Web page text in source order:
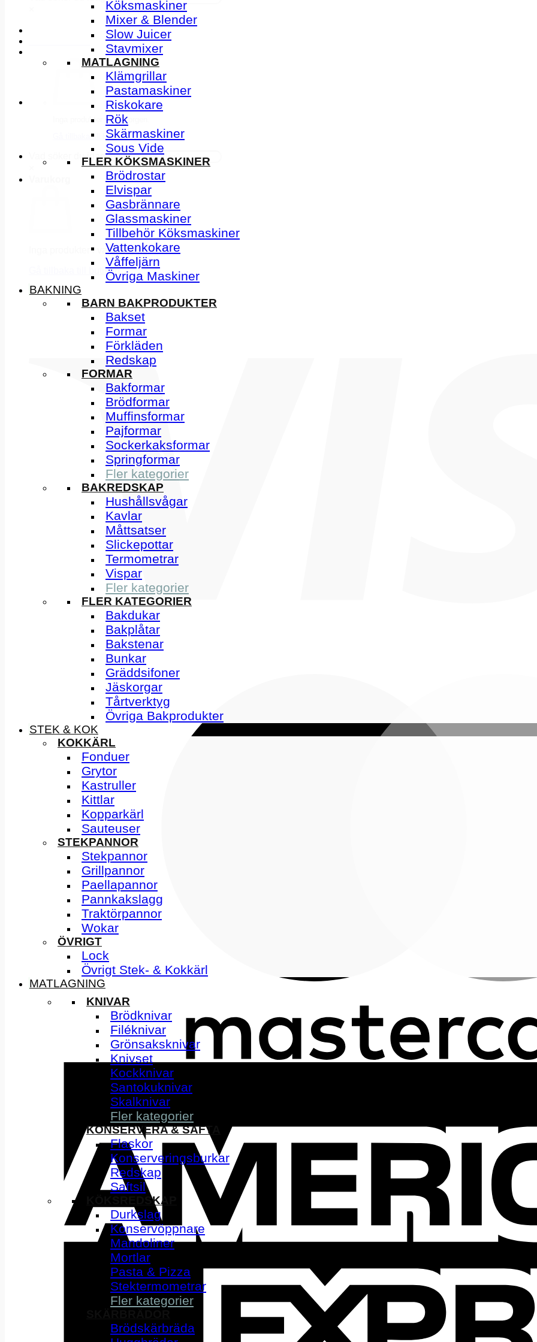
Inga produkter i varukorgen.
Gå tillbaka till butiken
Vad söker du idag?
Inga produkter i varukorgen.
Gå tillbaka till butiken
Köksmaskiner
Mixer & Blender
Slow Juicer
Stavmixer
MATLAGNING
Klämgrillar
Pastamaskiner
Riskokare
Rök
Skärmaskiner
Sous Vide
FLER KÖKSMASKINER
Brödrostar
Elvispar
Gasbrännare
Glassmaskiner
Tillbehör Köksmaskiner
Vattenkokare
Våffeljärn
Övriga Maskiner
BAKNING
BARN BAKPRODUKTER
Bakset
Formar
Förkläden
Redskap
FORMAR
Bakformar
Brödformar
Muffinsformar
Pajformar
Sockerkaksformar
Springformar
Fler kategorier
BAKREDSKAP
Hushållsvågar
Kavlar
Måttsatser
Slickepottar
Termometrar
Vispar
Fler kategorier
FLER KATEGORIER
Bakdukar
Bakplåtar
Bakstenar
Bunkar
Gräddsifoner
Jäskorgar
Tårtverktyg
Övriga Bakprodukter
STEK & KOK
KOKKÄRL
Fonduer
Grytor
Kastruller
Kittlar
Kopparkärl
Sauteuser
STEKPANNOR
Stekpannor
Grillpannor
Paellapannor
Pannkakslagg
Traktörpannor
Wokar
ÖVRIGT
Lock
Övrigt Stek- & Kokkärl
MATLAGNING
KNIVAR
Brödknivar
Filéknivar
Grönsaksknivar
Knivset
Kockknivar
Santokuknivar
Skalknivar
Fler kategorier
KONSERVERA & SAFTA
Flaskor
Konserveringsburkar
Redskap
Saftsil
KÖKSREDSKAP
Durkslag
Konservöppnare
Mandoliner
Mortlar
Pasta & Pizza
Stektermometrar
Fler kategorier
Brödskärbräda